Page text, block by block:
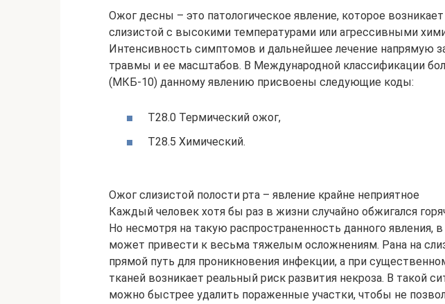
Ожог десны – это патологическое явление, которое возникает
слизистой с высокими температурами или агрессивными
Интенсивность симптомов и дальнейшее лечение напрямую
травмы и ее масштабов. В Международной классификации
(МКБ-10) данному явлению присвоены следующие коды:
T28.0 Термический ожог,
T28.5 Химический.
Ожог слизистой полости рта – явление крайне неприятное
Каждый человек хотя бы раз в жизни случайно обжигался
Но несмотря на такую распространенность данного явления,
может привести к весьма тяжелым осложнениям. Рана на
прямой путь для проникновения инфекции, а при
тканей возникает реальный риск развития некроза. В такой
можно быстрее удалить пораженные участки, чтобы не